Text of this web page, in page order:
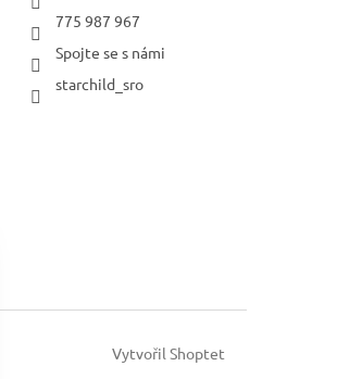
775 987 967
Spojte se s námi
starchild_sro
Vytvořil Shoptet